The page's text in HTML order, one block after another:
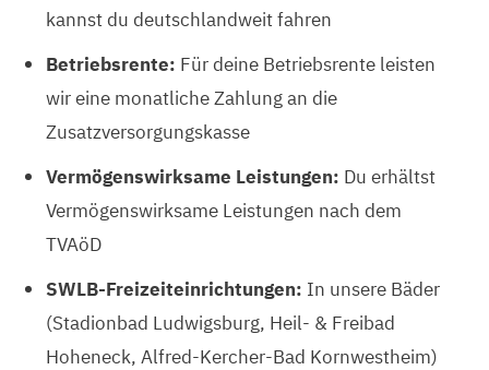
kannst du deutschlandweit fahren
Betriebsrente: Für deine Betriebsrente leisten
wir eine monatliche Zahlung an die
Zusatzversorgungskasse
Vermögenswirksame Leistungen: Du erhältst
Vermögenswirksame Leistungen nach dem
TVAöD
SWLB-Freizeiteinrichtungen: In unsere Bäder
(Stadionbad Ludwigsburg, Heil- & Freibad
Hoheneck, Alfred-Kercher-Bad Kornwestheim)